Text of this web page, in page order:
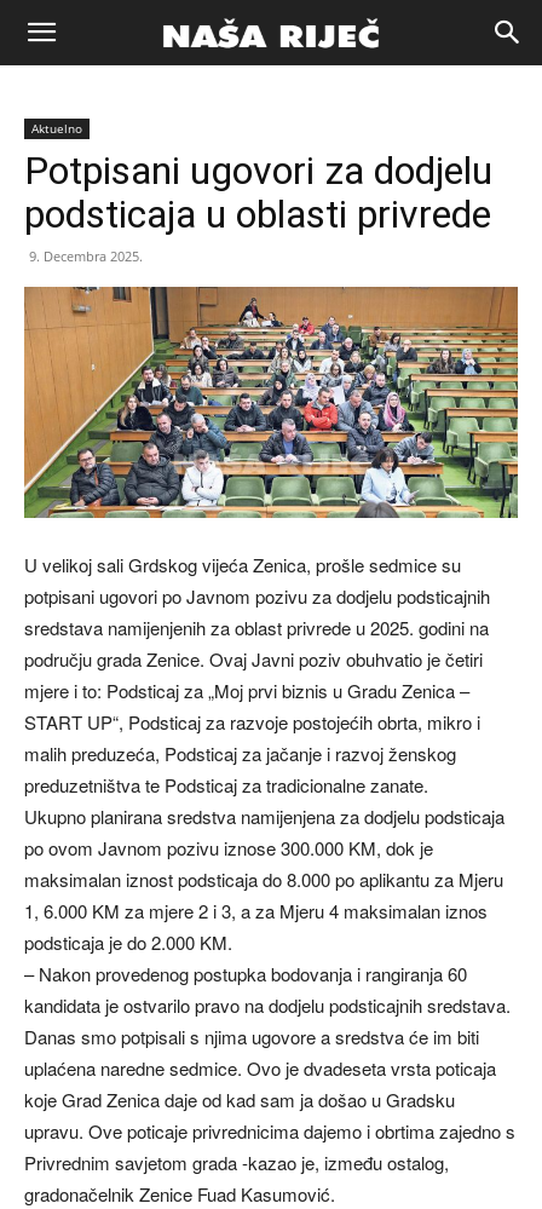
Naša
riječ
Zenica
Aktuelno
Potpisani ugovori za dodjelu
podsticaja u oblasti privrede
9. Decembra 2025.
U velikoj sali Grdskog vijeća Zenica, prošle sedmice su
potpisani ugovori po Javnom pozivu za dodjelu podsticajnih
sredstava namijenjenih za oblast privrede u 2025. godini na
području grada Zenice. Ovaj Javni poziv obuhvatio je četiri
mjere i to: Podsticaj za „Moj prvi biznis u Gradu Zenica –
START UP“, Podsticaj za razvoje postojećih obrta, mikro i
malih preduzeća, Podsticaj za jačanje i razvoj ženskog
preduzetništva te Podsticaj za tradicionalne zanate.
Ukupno planirana sredstva namijenjena za dodjelu podsticaja
po ovom Javnom pozivu iznose 300.000 KM, dok je
maksimalan iznost podsticaja do 8.000 po aplikantu za Mjeru
1, 6.000 KM za mjere 2 i 3, a za Mjeru 4 maksimalan iznos
podsticaja je do 2.000 KM.
– Nakon provedenog postupka bodovanja i rangiranja 60
kandidata je ostvarilo pravo na dodjelu podsticajnih sredstava.
Danas smo potpisali s njima ugovore a sredstva će im biti
uplaćena naredne sedmice. Ovo je dvadeseta vrsta poticaja
koje Grad Zenica daje od kad sam ja došao u Gradsku
upravu. Ove poticaje privrednicima dajemo i obrtima zajedno s
Privrednim savjetom grada -kazao je, između ostalog,
gradonačelnik Zenice Fuad Kasumović.